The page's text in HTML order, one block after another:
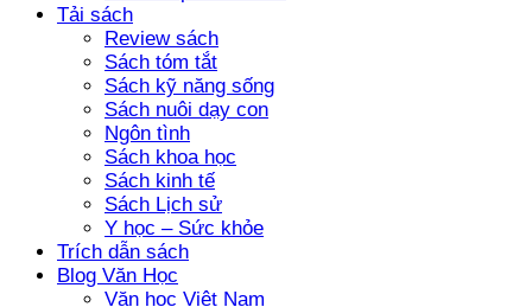
Tải sách
Review sách
Sách tóm tắt
Sách kỹ năng sống
Sách nuôi dạy con
Ngôn tình
Sách khoa học
Sách kinh tế
Sách Lịch sử
Y học – Sức khỏe
Trích dẫn sách
Blog Văn Học
Văn học Việt Nam